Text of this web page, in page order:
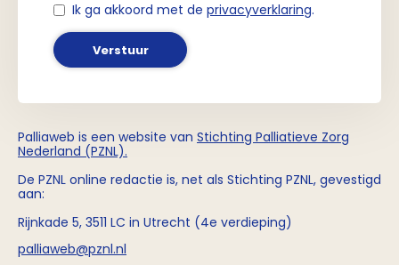
Ik ga akkoord met de privacyverklaring.
Verstuur
Palliaweb is een website van Stichting Palliatieve Zorg
Nederland (PZNL).
De PZNL online redactie is, net als Stichting PZNL, gevestigd
aan:
Rijnkade 5, 3511 LC in Utrecht (4e verdieping)
palliaweb@pznl.nl